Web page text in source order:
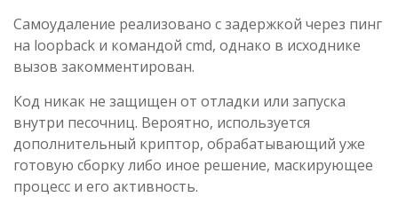
Самоудаление реализовано с задержкой через пинг
на loopback и командой cmd, однако в исходнике
вызов закомментирован.
Код никак не защищен от отладки или запуска
внутри песочниц. Вероятно, используется
дополнительный криптор, обрабатывающий уже
готовую сборку либо иное решение, маскирующее
процесс и его активность.